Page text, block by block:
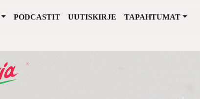
PODCASTIT UUTISKIRJE TAPAHTUMAT